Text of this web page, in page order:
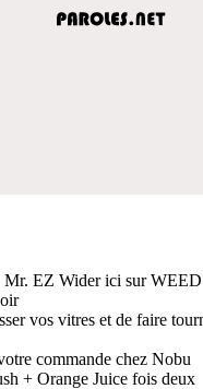
Mr. EZ Wider ici sur WEED
vos vitres et de faire
commande chez Nobu
+ Orange Juice fois deux